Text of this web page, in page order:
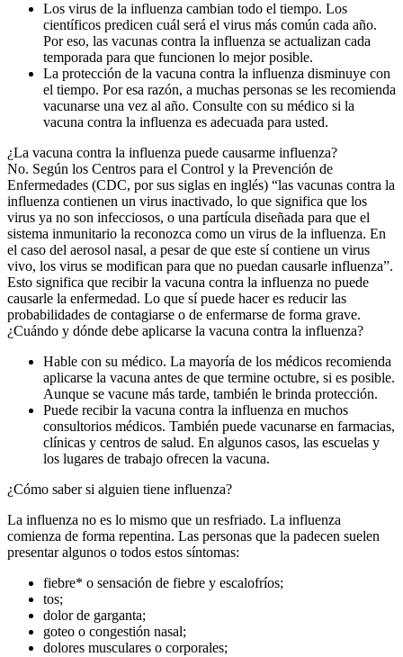
Los virus de la influenza cambian todo el tiempo. Los
científicos predicen cuál será el virus más común cada año.
Por eso, las vacunas contra la influenza se actualizan cada
temporada para que funcionen lo mejor posible.
La protección de la vacuna contra la influenza disminuye con
el tiempo. Por esa razón, a muchas personas se les recomienda
vacunarse una vez al año. Consulte con su médico si la
vacuna contra la influenza es adecuada para usted.
¿La vacuna contra la influenza puede causarme influenza?
No. Según los Centros para el Control y la Prevención de
Enfermedades (CDC, por sus siglas en inglés) “las vacunas contra la
influenza contienen un virus inactivado, lo que significa que los
virus ya no son infecciosos, o una partícula diseñada para que el
sistema inmunitario la reconozca como un virus de la influenza. En
el caso del aerosol nasal, a pesar de que este sí contiene un virus
vivo, los virus se modifican para que no puedan causarle influenza”.
Esto significa que recibir la vacuna contra la influenza no puede
causarle la enfermedad. Lo que sí puede hacer es reducir las
probabilidades de contagiarse o de enfermarse de forma grave.
¿Cuándo y dónde debe aplicarse la vacuna contra la influenza?
Hable con su médico. La mayoría de los médicos recomienda
aplicarse la vacuna antes de que termine octubre, si es posible.
Aunque se vacune más tarde, también le brinda protección.
Puede recibir la vacuna contra la influenza en muchos
consultorios médicos. También puede vacunarse en farmacias,
clínicas y centros de salud. En algunos casos, las escuelas y
los lugares de trabajo ofrecen la vacuna.
¿Cómo saber si alguien tiene influenza?
La influenza no es lo mismo que un resfriado. La influenza
comienza de forma repentina. Las personas que la padecen suelen
presentar algunos o todos estos síntomas:
fiebre* o sensación de fiebre y escalofríos;
tos;
dolor de garganta;
goteo o congestión nasal;
dolores musculares o corporales;